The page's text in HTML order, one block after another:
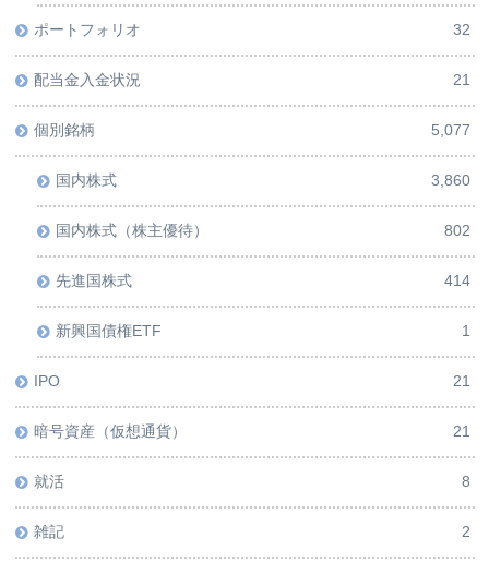
ポートフォリオ 32
配当金入金状況 21
個別銘柄 5,077
国内株式 3,860
国内株式（株主優待） 802
先進国株式 414
新興国債権ETF 1
IPO 21
暗号資産（仮想通貨） 21
就活 8
雑記 2